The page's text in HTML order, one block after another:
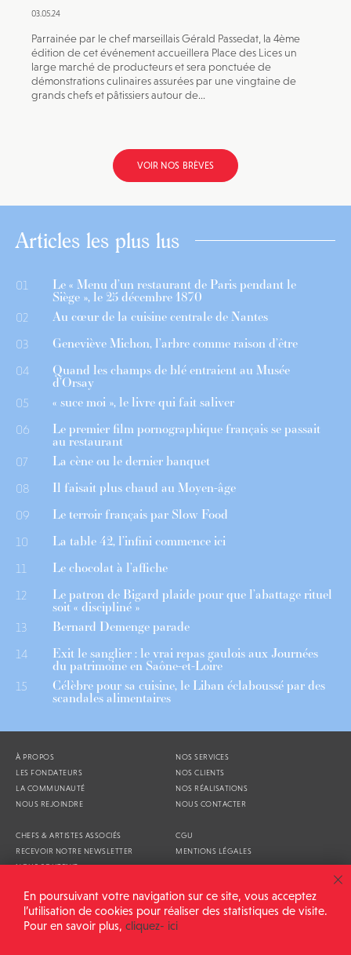
03.05.24
Parrainée par le chef marseillais Gérald Passedat, la 4ème
édition de cet événement accueillera Place des Lices un
large marché de producteurs et sera ponctuée de
démonstrations culinaires assurées par une vingtaine de
grands chefs et pâtissiers autour de...
VOIR NOS BRÈVES
Articles les plus lus
01 Le « Menu d’un restaurant de Paris pendant le
Siège », le 25 décembre 1870
02 Au cœur de la cuisine centrale de Nantes
03 Geneviève Michon, l’arbre comme raison d’être
04 Quand les champs de blé entraient au Musée
d’Orsay
05 « suce moi », le livre qui fait saliver
06 Le premier film pornographique français se passait
au restaurant
07 La cène ou le dernier banquet
08 Il faisait plus chaud au Moyen-âge
09 Le terroir français par Slow Food
10 La table 42, l’infini commence ici
11 Le chocolat à l’affiche
12 Le patron de Bigard plaide pour que l’abattage rituel
soit « discipliné »
13 Bernard Demenge parade
14 Exit le sanglier : le vrai repas gaulois aux Journées
du patrimoine en Saône-et-Loire
15 Célèbre pour sa cuisine, le Liban éclaboussé par des
scandales alimentaires
À PROPOS
LES FONDATEURS
LA COMMUNAUTÉ
NOUS REJOINDRE
NOS SERVICES
NOS CLIENTS
NOS RÉALISATIONS
NOUS CONTACTER
CHEFS & ARTISTES ASSOCIÉS
RECEVOIR NOTRE NEWSLETTER
NOUS SOUTENIR
CGU
MENTIONS LÉGALES
ALIMENTATION GÉNÉRALE © 2026
En poursuivant votre navigation sur ce site, vous acceptez
l’utilisation de cookies pour réaliser des statistiques de visite.
Pour en savoir plus, cliquez- ici